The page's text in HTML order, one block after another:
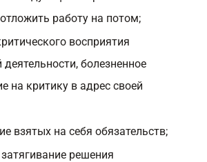
работу на потом;
восприятия
деятельности, болезненное
на критику в адрес своей
взятых на себя обязательств;
решения